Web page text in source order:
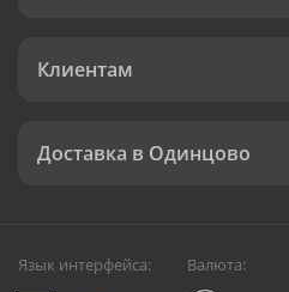
Клиентам
Доставка в Одинцово
Язык интерфейса: Валюта: